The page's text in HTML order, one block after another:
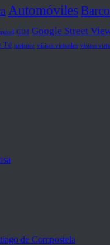
Automóviles
GIM Google Street
Té turismo visitas virtuales visitas
de Compostela